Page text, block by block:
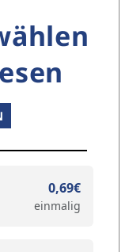
0,69€
einmalig